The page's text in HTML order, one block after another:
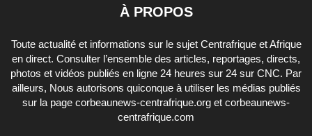
À PROPOS
Toute actualité et informations sur le sujet Centrafrique et Afrique
en direct. Consulter l’ensemble des articles, reportages, directs,
photos et vidéos publiés en ligne 24 heures sur 24 sur CNC. Par
ailleurs, Nous autorisons quiconque à utiliser les médias publiés
sur la page corbeaunews-centrafrique.org et corbeaunews-
centrafrique.com